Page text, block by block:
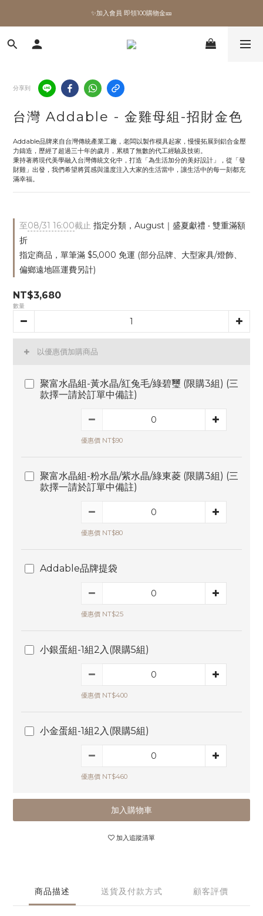
✨加入會員 即領100購物金🎫
✨加入會員 即領100購物金🎫
全館滿額現折🔥
✨加入會員 即領100購物金🎫
分享到
台灣 Addable - 金雞母組-招財金色
Addable品牌來自台灣傳統產業工廠，老闆以製作模具起家，慢慢拓展到鋁合金壓
力鑄造，歷經了超過三十年的歲月，累積了無數的代工經驗及技術。
秉持著將現代美學融入台灣傳統文化中，打造「為生活加分的美好設計」，從「發
財雞」出發，我們希望將質感與溫度注入大家的生活當中，讓生活中的每一刻都充
滿幸福。
至08/31 16:00截止 指定分類，August｜盛夏獻禮 ‧ 雙重滿額
折
指定商品，單筆滿 $5,000 免運 (部分品牌、大型家具/燈飾、
偏鄉遠地區運費另計)
NT$3,680
數量
以優惠價加購商品
聚富水晶組-黃水晶/紅兔毛/綠碧璽 (限購3組) (三
款擇一請於訂單中備註)
優惠價 NT$90
聚富水晶組-粉水晶/紫水晶/綠東菱 (限購3組) (三
款擇一請於訂單中備註)
優惠價 NT$80
Addable品牌提袋
優惠價 NT$25
小銀蛋組-1組2入(限購5組)
優惠價 NT$400
小金蛋組-1組2入(限購5組)
優惠價 NT$460
加入購物車
加入追蹤清單
商品描述 送貨及付款方式 顧客評價